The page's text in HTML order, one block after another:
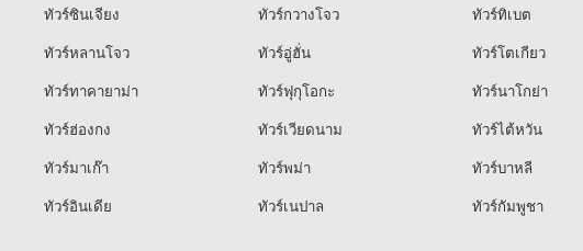
ทัวร์ซินเจียง ทัวร์กวางโจว ทัวร์ทิเบต
ทัวร์หลานโจว ทัวร์อู่ฮั่น ทัวร์โตเกียว
ทัวร์ทาคายาม่า ทัวร์ฟุกุโอกะ ทัวร์นาโกย่า
ทัวร์ฮ่องกง ทัวร์เวียดนาม ทัวร์ไต้หวัน
ทัวร์มาเก๊า ทัวร์พม่า ทัวร์บาหลี
ทัวร์อินเดีย ทัวร์เนปาล ทัวร์กัมพูชา